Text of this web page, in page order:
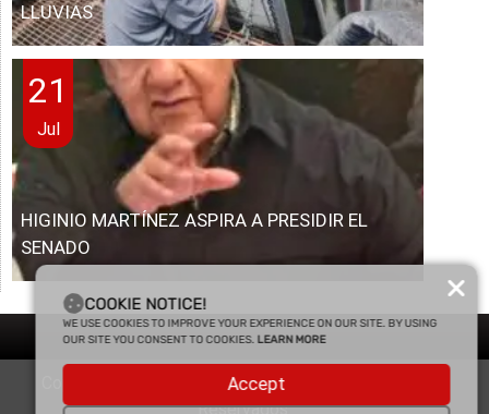
LLUVIAS
21
Jul
HIGINIO MARTÍNEZ ASPIRA A PRESIDIR EL
SENADO
Copyright © 2025 Enfasis Comunicaciones. Derechos
Reservados.
COOKIE NOTICE!
WE USE COOKIES TO IMPROVE YOUR EXPERIENCE ON OUR SITE. BY USING
OUR SITE YOU CONSENT TO COOKIES. LEARN MORE
Accept